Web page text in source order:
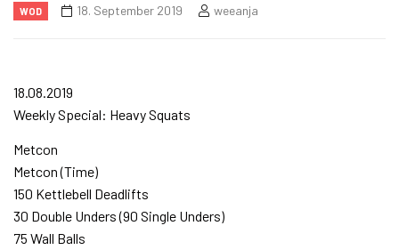
WOD 18. September 2019 weeanja
18.08.2019
Weekly Special: Heavy Squats
Metcon
Metcon (Time)
150 Kettlebell Deadlifts
30 Double Unders (90 Single Unders)
75 Wall Balls